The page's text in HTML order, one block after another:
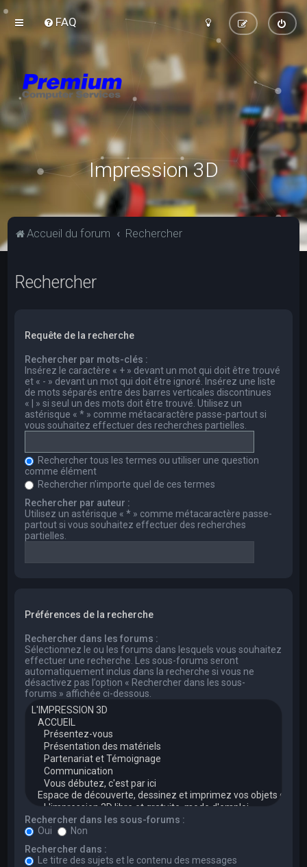
FAQ
Impression 3D
Accueil du forum Rechercher
Rechercher
Requête de la recherche
Rechercher par mots-clés :
Insérez le caractère « + » devant un mot qui doit être trouvé
et « - » devant un mot qui doit être ignoré. Insérez une liste
de mots séparés entre des barres verticales discontinues
« | » si seul un des mots doit être trouvé. Utilisez un
astérisque « * » comme métacaractère passe-partout si
vous souhaitez effectuer des recherches partielles.
Rechercher tous les termes ou utiliser une question
comme élément
Rechercher n’importe quel de ces termes
Rechercher par auteur :
Utilisez un astérisque « * » comme métacaractère passe-
partout si vous souhaitez effectuer des recherches
partielles.
Préférences de la recherche
Rechercher dans les forums :
Sélectionnez le ou les forums dans lesquels vous souhaitez
effectuer une recherche. Les sous-forums seront
automatiquement inclus dans la recherche si vous ne
désactivez pas l’option « Rechercher dans les sous-
forums » affichée ci-dessous.
Rechercher dans les sous-forums :
Oui
Non
Rechercher dans :
Le titre des sujets et le contenu des messages